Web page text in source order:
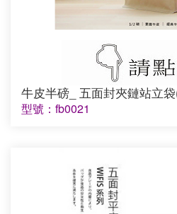
牛皮半磅_ 五面封夾鏈站立
型號：fb0021